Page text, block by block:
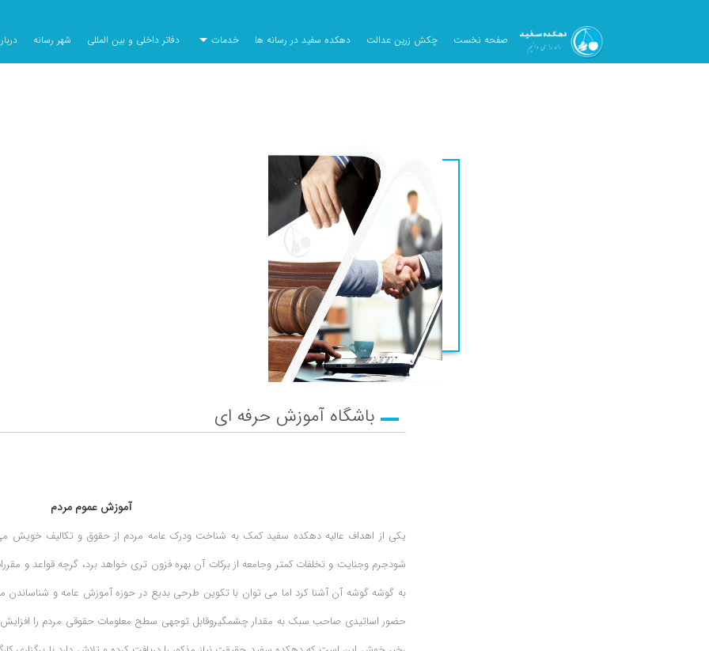
صفحه نخست چکش زرین عدالت دهکده سفید در رسانه ها خدمات دفاتر داخلی و بین المللی شهر رسانه
ارتباط با ما
باشگاه آموزش حرفه ای
آموزش عموم مردم
یکی از اهداف عالیه دهکده سفید کمک به شناخت ودرک عامه مردم از حقوق و تکالیف
شودجرم وجنایت و تخلفات کمتر وجامعه از برکات آن بهره فزون تری خواهد برد، گرچه قواعد و
به گوشه گوشه آن آشنا کرد اما می توان با تکوین طرحی بدیع در حوزه آموزش عامه و شناساندن
حضور اساتیدی صاحب سبک به مقدار چشمگیروقابل توجهی سطح معلومات حقوقی مردم را افزایش